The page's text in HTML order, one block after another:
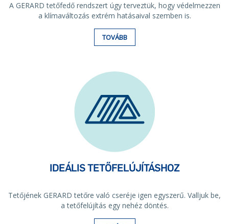
A GERARD tetőfedő rendszert úgy terveztük, hogy védelmezzen
a klímaváltozás extrém hatásaival szemben is.
TOVÁBB
IDEÁLIS TETŐFELÚJÍTÁSHOZ
Tetőjének GERARD tetőre való cseréje igen egyszerű. Valljuk be,
a tetőfelújítás egy nehéz döntés.